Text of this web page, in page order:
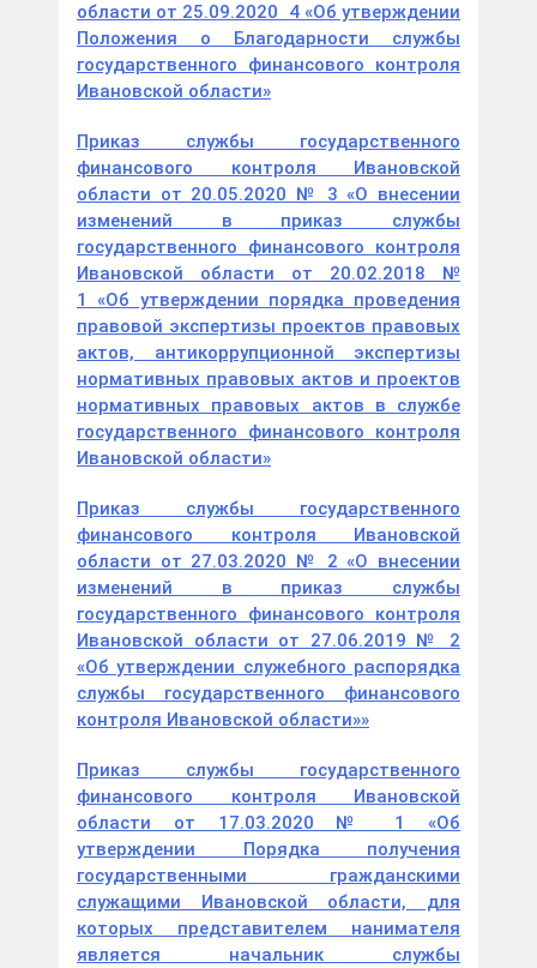
области от 25.09.2020 4 «Об утверждении
Положения о Благодарности службы
государственного финансового контроля
Ивановской области»
Приказ службы государственного
финансового контроля Ивановской
области от 20.05.2020 № 3 «О внесении
изменений в приказ службы
государственного финансового контроля
Ивановской области от 20.02.2018 №
1 «Об утверждении порядка проведения
правовой экспертизы проектов правовых
актов, антикоррупционной экспертизы
нормативных правовых актов и проектов
нормативных правовых актов в службе
государственного финансового контроля
Ивановской области»
Приказ службы государственного
финансового контроля Ивановской
области от 27.03.2020 № 2 «О внесении
изменений в приказ службы
государственного финансового контроля
Ивановской области от 27.06.2019 № 2
«Об утверждении служебного распорядка
службы государственного финансового
контроля Ивановской области»»
Приказ службы государственного
финансового контроля Ивановской
области от 17.03.2020 № 1 «Об
утверждении Порядка получения
государственными гражданскими
служащими Ивановской области, для
которых представителем нанимателя
является начальник службы